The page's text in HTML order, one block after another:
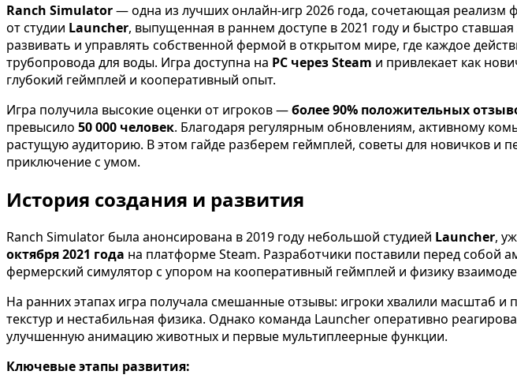
Ranch Simulator— одна из лучших онлайн-игр 2026 года, сочетающая реализм
от студии Launcher, выпущенная в раннем доступе в 2021 году и быстро
развивать и управлять собственной фермой в открытом мире, где каждое
трубопровода для воды. Игра доступна на PC через Steam и привлекает как
глубокий геймплей и кооперативный опыт.
Игра получила высокие оценки от игроков —более 90% положительных
превысило 50 000 человек. Благодаря регулярным обновлениям, активному
растущую аудиторию. В этом гайде разберем геймплей, советы для новичков и
приключение с умом.
История создания и развития
Ranch Simulator была анонсирована в 2019 году небольшой студией Launcher,
октября 2021 года на платформе Steam. Разработчики поставили перед
фермерский симулятор с упором на кооперативный геймплей и физику
На ранних этапах игра получала смешанные отзывы: игроки хвалили масштаб и
текстур и нестабильная физика. Однако команда Launcher оперативно
улучшенную анимацию животных и первые мультиплеерные функции.
Ключевые этапы развития: